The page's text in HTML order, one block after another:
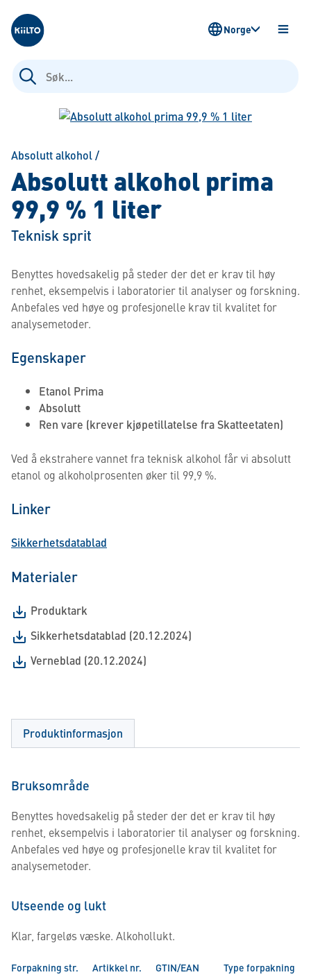
Kiilto Norway
Søk
etter:
ÅPNE
Norge
Absolutt alkohol/
Absolutt alkohol prima
99,9 % 1 liter
Teknisk sprit
Benyttes hovedsakelig på steder der det er krav til høy
renhet, eksempelvis i laboratorier til analyser og forskning.
Anbefales ved høye og profesjonelle krav til kvalitet for
analysemetoder.
Egenskaper
Etanol Prima
Absolutt
Ren vare (krever kjøpetillatelse fra Skatteetaten)
Ved å ekstrahere vannet fra teknisk alkohol får vi absolutt
etanol og alkoholprosenten øker til 99,9 %.
Linker
Sikkerhetsdatablad
Materialer
Produktark
Sikkerhetsdatablad (20.12.2024)
Verneblad (20.12.2024)
Produktinformasjon
Bruksområde
Benyttes hovedsakelig på steder der det er krav til høy
renhet, eksempelvis i laboratorier til analyser og forskning.
Anbefales ved høye og profesjonelle krav til kvalitet for
analysemetoder.
Utseende og lukt
Klar, fargeløs væske. Alkohollukt.
Forpakning str. Artikkel nr. GTIN/EAN Type forpakning